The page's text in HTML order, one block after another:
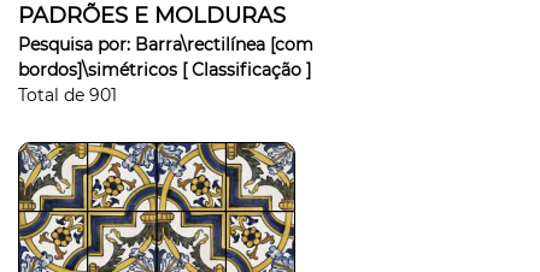
PADRÕES E MOLDURAS
Pesquisa por: Barra\rectilínea [com
bordos]\simétricos [ Classificação ]
Total de 901